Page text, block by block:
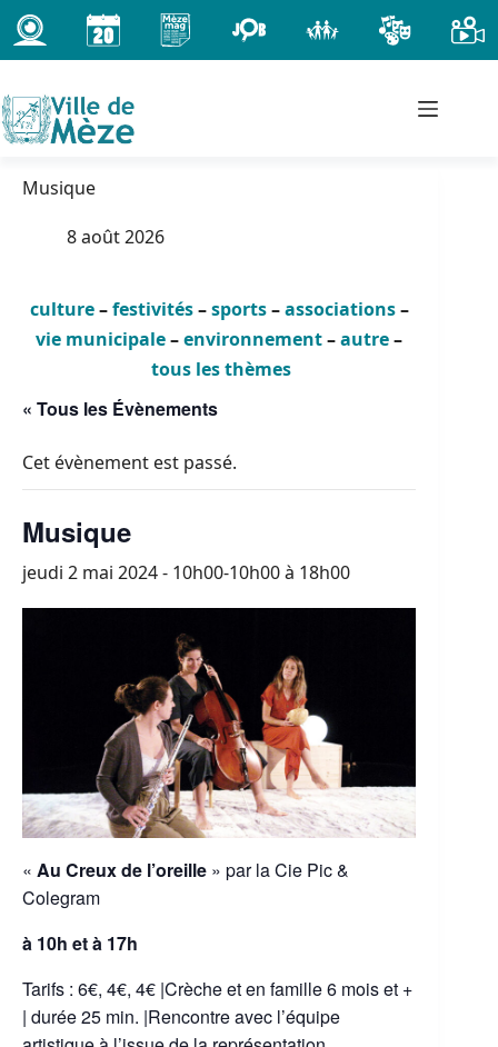
Passer
au
contenu
Musique
8 août 2026
culture–festivités–sports–associations–
vie municipale–environnement–autre–
tous les thèmes
« Tous les Évènements
Cet évènement est passé.
Musique
jeudi 2 mai 2024 - 10h00-10h00à 18h00
« Au Creux de l’oreille » par la Cie Pic &
Colegram
à 10h et à 17h
Tarifs : 6€, 4€, 4€ |Crèche et en famille 6 mois et +
| durée 25 min. |Rencontre avec l’équipe